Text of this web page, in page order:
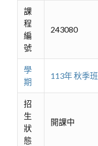
課
程
編
號
243080
學
期
113年 秋季班
招
生
狀
態
開課中